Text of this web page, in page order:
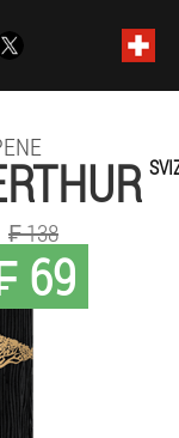
69
₣ 138